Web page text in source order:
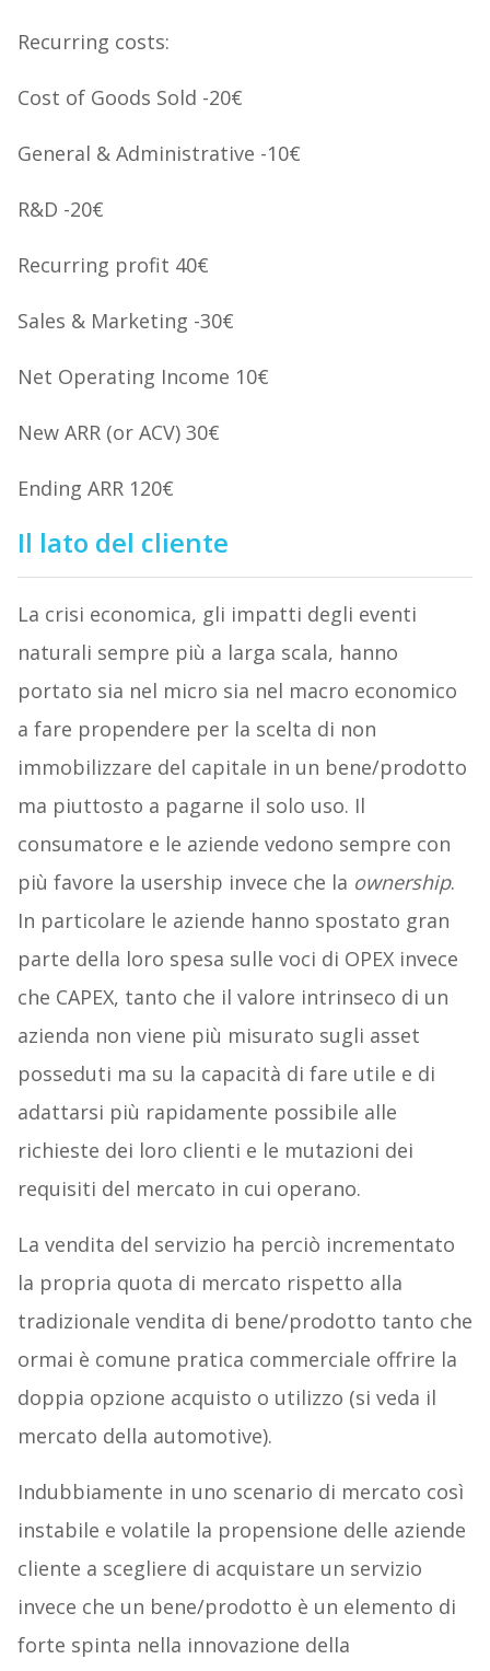
Recurring costs:
Cost of Goods Sold -20€
General & Administrative -10€
R&D -20€
Recurring profit 40€
Sales & Marketing -30€
Net Operating Income 10€
New ARR (or ACV) 30€
Ending ARR 120€
Il lato del cliente
La crisi economica, gli impatti degli eventi
naturali sempre più a larga scala, hanno
portato sia nel micro sia nel macro economico
a fare propendere per la scelta di non
immobilizzare del capitale in un bene/prodotto
ma piuttosto a pagarne il solo uso. Il
consumatore e le aziende vedono sempre con
più favore la usership invece che la ownership.
In particolare le aziende hanno spostato gran
parte della loro spesa sulle voci di OPEX invece
che CAPEX, tanto che il valore intrinseco di un
azienda non viene più misurato sugli asset
posseduti ma su la capacità di fare utile e di
adattarsi più rapidamente possibile alle
richieste dei loro clienti e le mutazioni dei
requisiti del mercato in cui operano.
La vendita del servizio ha perciò incrementato
la propria quota di mercato rispetto alla
tradizionale vendita di bene/prodotto tanto che
ormai è comune pratica commerciale offrire la
doppia opzione acquisto o utilizzo (si veda il
mercato della automotive).
Indubbiamente in uno scenario di mercato così
instabile e volatile la propensione delle aziende
cliente a scegliere di acquistare un servizio
invece che un bene/prodotto è un elemento di
forte spinta nella innovazione della